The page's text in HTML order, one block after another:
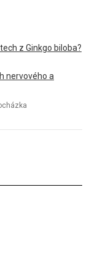
z Ginkgo biloba?
nervového a